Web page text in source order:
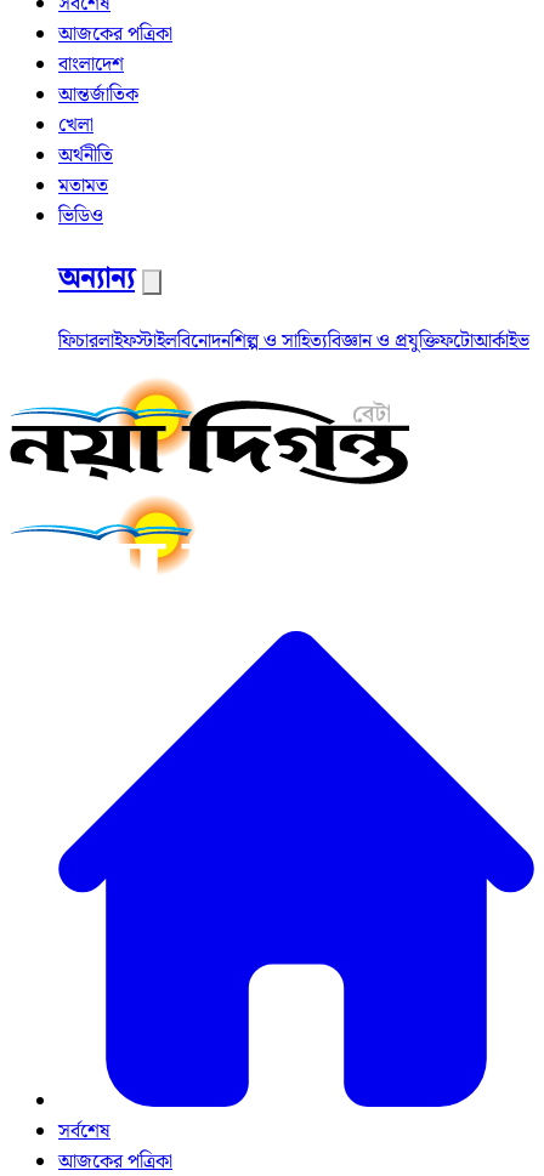
আজকের পত্রিকা
বাংলাদেশ
আন্তর্জাতিক
খেলা
অর্থনীতি
মতামত
ভিডিও
অন্যান্য
ফিচারলাইফস্টাইলবিনোদনশিল্প ও সাহিত্যবিজ্ঞান ও প্রযুক্তিফটোআর্কাইভ
সর্বশেষ
আজকের পত্রিকা